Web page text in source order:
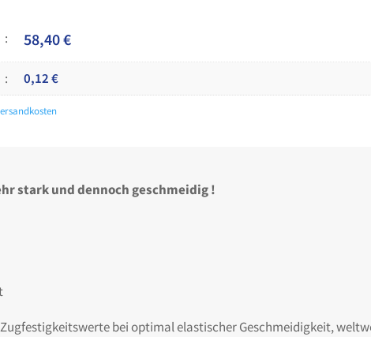
58,40€
0,12€
stark und dennoch geschmeidig !
Zugfestigkeitswerte bei optimal elastischer Geschmeidigkeit,